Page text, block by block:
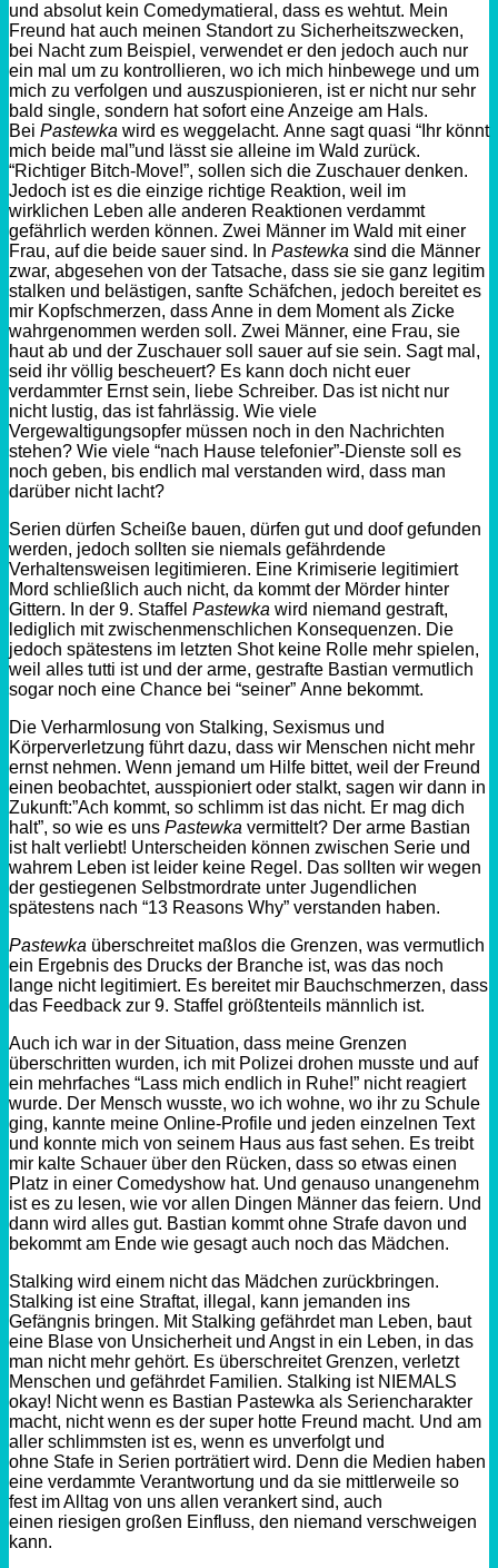
und absolut kein Comedymatieral , dass es wehtut. Mein
Freund hat auch meinen Standort zu Sicherheitszwecken,
bei Nacht zum Beispiel, verwendet er den jedoch auch nur
ein mal um zu kontrollieren, wo ich mich hinbewege und um
mich zu verfolgen und auszuspionieren, ist er nicht nur sehr
bald single, sondern hat sofort eine Anzeige am Hals.
Bei Pastewka wird es weggelacht. Anne sagt quasi “Ihr könnt
mich beide mal”und lässt sie alleine im Wald zurück.
“Richtiger Bitch-Move!”, sollen sich die Zuschauer denken.
Jedoch ist es die einzige richtige Reaktion, weil im
wirklichen Leben alle anderen Reaktionen verdammt
gefährlich werden können. Zwei Männer im Wald mit einer
Frau, auf die beide sauer sind. In Pastewka sind die Männer
zwar, abgesehen von der Tatsache, dass sie sie ganz legitim
stalken und belästigen, sanfte Schäfchen, jedoch bereitet es
mir Kopfschmerzen, dass Anne in dem Moment als Zicke
wahrgenommen werden soll. Zwei Männer, eine Frau, sie
haut ab und der Zuschauer soll sauer auf sie sein. Sagt mal,
seid ihr völlig bescheuert? Es kann doch nicht euer
verdammter Ernst sein, liebe Schreiber. Das ist nicht nur
nicht lustig, das ist fahrlässig. Wie viele
Vergewaltigungsopfer müssen noch in den Nachrichten
stehen? Wie viele “nach Hause telefonier”-Dienste soll es
noch geben, bis endlich mal verstanden wird, dass man
darüber nicht lacht?
Serien dürfen Scheiße bauen, dürfen gut und doof gefunden
werden, jedoch sollten sie niemals gefährdende
Verhaltensweisen legitimieren. Eine Krimiserie legitimiert
Mord schließlich auch nicht, da kommt der Mörder hinter
Gittern. In der 9. Staffel Pastewka wird niemand gestraft,
lediglich mit zwischenmenschlichen Konsequenzen. Die
jedoch spätestens im letzten Shotkeine Rolle mehr spielen,
weil alles tutti ist und der arme, gestrafte Bastian vermutlich
sogar noch eine Chance bei “seiner” Anne bekommt.
Die Verharmlosung von Stalking, Sexismus und
Körperverletzung führt dazu, dass wir Menschen nicht mehr
ernst nehmen. Wenn jemand um Hilfe bittet, weil der Freund
einen beobachtet, ausspioniert oder stalkt, sagen wir dann in
Zukunft:”Ach kommt, so schlimm ist das nicht. Er mag dich
halt”, so wie es uns Pastewka vermittelt? Der arme Bastian
ist halt verliebt! Unterscheiden können zwischen Serie und
wahrem Leben ist leider keine Regel. Das sollten wir wegen
der gestiegenen Selbstmordrate unter Jugendlichen
spätestens nach “13 Reasons Why” verstanden haben.
Pastewka überschreitet maßlos die Grenzen, was vermutlich
ein Ergebnis des Drucks der Branche ist, was das noch
lange nicht legitimiert. Es bereitet mir Bauchschmerzen, dass
das Feedback zur 9. Staffel größtenteils männlich ist.
Auch ich war in der Situation, dass meine Grenzen
überschritten wurden, ich mit Polizei drohen musste und auf
ein mehrfaches “Lass mich endlich in Ruhe!” nicht reagiert
wurde. Der Mensch wusste, wo ich wohne, wo ihr zu Schule
ging, kannte meine Online-Profile und jeden einzelnen Text
und konnte mich von seinem Haus aus fast sehen. Es treibt
mir kalte Schauer über den Rücken, dass so etwas einen
Platz in einer Comedyshow hat. Und genauso unangenehm
ist es zu lesen, wie vor allen Dingen Männer das feiern. Und
dann wird alles gut. Bastian kommt ohne Strafe davon und
bekommt am Ende wie gesagt auch noch das Mädchen.
Stalking wird einem nicht das Mädchen zurückbringen.
Stalking ist eine Straftat, illegal, kann jemanden ins
Gefängnis bringen. Mit Stalking gefährdet man Leben, baut
eine Blase von Unsicherheit und Angst in ein Leben, in das
man nicht mehr gehört. Es überschreitet Grenzen, verletzt
Menschen und gefährdet Familien. Stalking ist NIEMALS
okay! Nicht wenn es Bastian Pastewka als Seriencharakter
macht, nicht wenn es der super hotte Freund macht. Und am
aller schlimmsten ist es, wenn es unverfolgt und
ohne Stafe in Serien porträtiert wird. Denn die Medien haben
eine verdammte Verantwortung und da sie mittlerweile so
fest im Alltag von uns allen verankert sind, auch
einen riesigen großen Einfluss, den niemand verschweigen
kann.